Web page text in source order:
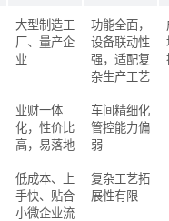
大型制造工
厂、量产企
业
功能全面，
设备联动性
强，适配复
杂生产工艺
业财一体
化，性价比
高，易落地
车间精细化
管控能力偏
弱
低成本、上
手快、贴合
小微企业流
复杂工艺拓
展性有限